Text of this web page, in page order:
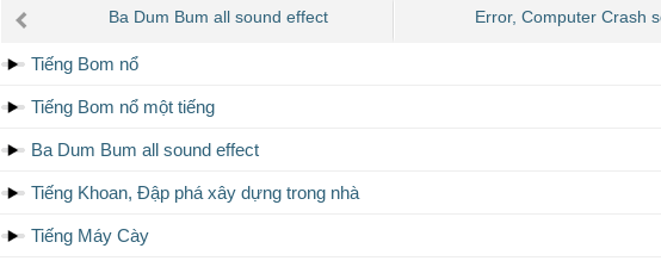
thanh
Ba Dum Bum all sound effect Error, Computer Crash
Tiếng Bom nổ
Tiếng Bom nổ một tiếng
Ba Dum Bum all sound effect
Tiếng Khoan, Đập phá xây dựng trong nhà
Tiếng Máy Cày